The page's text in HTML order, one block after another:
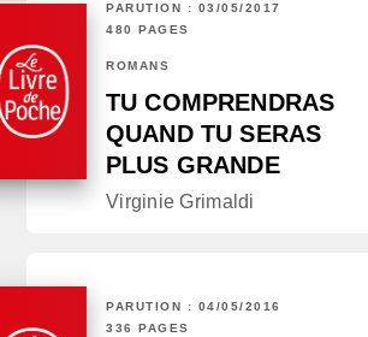
PARUTION : 03/05/2017
480 PAGES
ROMANS
TU COMPRENDRAS
QUAND TU SERAS
PLUS GRANDE
Virginie Grimaldi
PARUTION : 04/05/2016
336 PAGES